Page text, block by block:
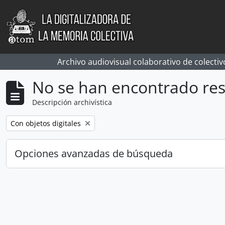
Skip to main content
Archivo audiovisual colaborativo de
No se han encontrado
Descripción archivística
Remove filter:
Con objetos digitales
Opciones avanzadas de búsqueda